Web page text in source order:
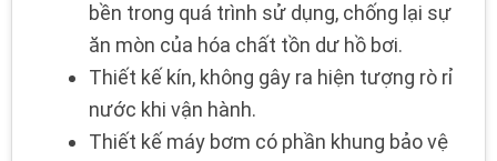
bền trong quá trình sử dụng, chống lại sự
ăn mòn của hóa chất tồn dư hồ bơi.
Thiết kế kín, không gây ra hiện tượng rò rỉ
nước khi vận hành.
Thiết kế máy bơm có phần khung bảo vệ